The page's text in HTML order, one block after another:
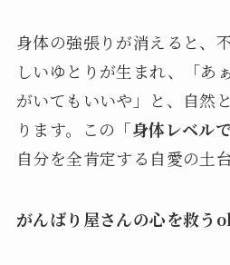
身体の強張りが消えると、
しいゆとりが生まれ、「あ
がいてもいいや」と、自然
ります。この 「身体レベル
自分を全肯定する自愛の土
がんばり屋さんの心を救う